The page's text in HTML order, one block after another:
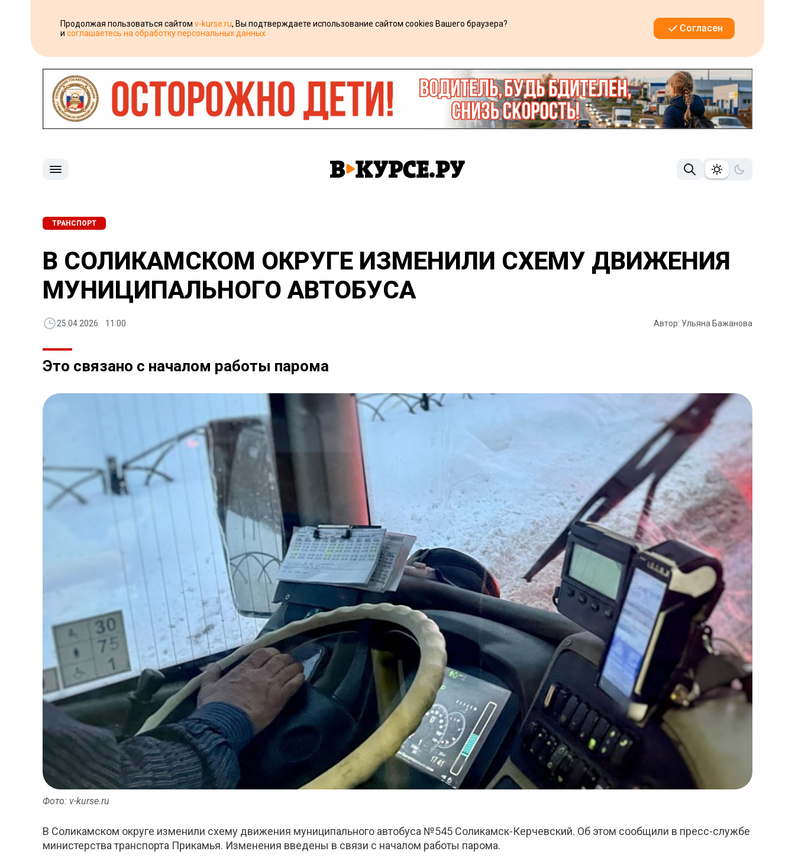
Продолжая пользоваться сайтом v-kurse.ru, Вы подтверждаете использование сайтом cookies Вашего браузера?
и соглашаетесь на обработку персональных данных Согласен
ТРАНСПОРТ
В СОЛИКАМСКОМ ОКРУГЕ ИЗМЕНИЛИ СХЕМУ ДВИЖЕНИЯ
МУНИЦИПАЛЬНОГО АВТОБУСА
25.04.2026 11:00 Автор: Ульяна Бажанова
Это связано с началом работы парома
Фото: v-kurse.ru
В Соликамском округе изменили схему движения муниципального автобуса №545 Соликамск-Керчевский. Об этом сообщили в пресс-службе
министерства транспорта Прикамья. Изменения введены в связи с началом работы парома.